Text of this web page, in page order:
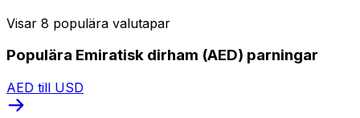
Visar 8 populära valutapar
Populära Emiratisk dirham (AED) parningar
AED till USD